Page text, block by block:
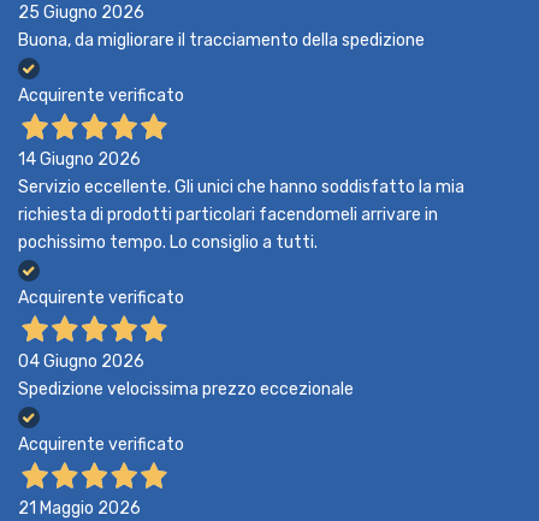
25 Giugno 2026
Buona, da migliorare il tracciamento della spedizione
Acquirente verificato
14 Giugno 2026
Servizio eccellente. Gli unici che hanno soddisfatto la mia
richiesta di prodotti particolari facendomeli arrivare in
pochissimo tempo. Lo consiglio a tutti.
Acquirente verificato
04 Giugno 2026
Spedizione velocissima prezzo eccezionale
Acquirente verificato
21 Maggio 2026